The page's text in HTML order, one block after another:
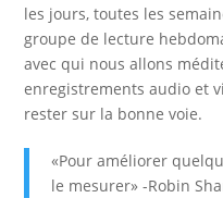
les jours, toutes les
groupe de lecture
avec qui nous allons
enregistrements audio et
rester sur la bonne voie.
«Pour améliorer
le mesurer» -Robin